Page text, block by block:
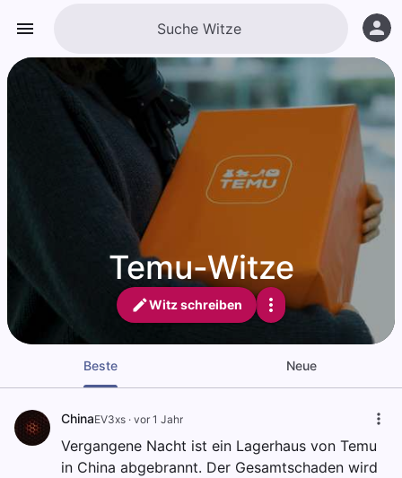
Temu-Witze
Witz schreiben
Beste Neue
ChinaEV3xs · vor 1 Jahr
Vergangene Nacht ist ein Lagerhaus von Temu
in China abgebrannt. Der Gesamtschaden wird